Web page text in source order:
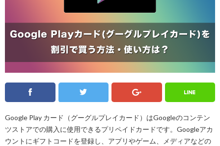
Google Play カード（グーグルプレイカード）はGoogleのコンテン
ツストアでの購入に使用できるプリペイドカードです。Googleアカ
ウントにギフトコードを登録し、アプリやゲーム、メディアなどの